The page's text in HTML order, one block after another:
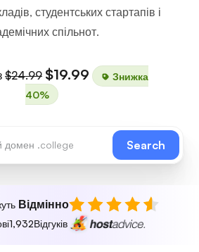
студентських стартапів і
спільнот.
$24.99 $19.99
Знижка
40%
Search
Відмінно
1,932Відгуків